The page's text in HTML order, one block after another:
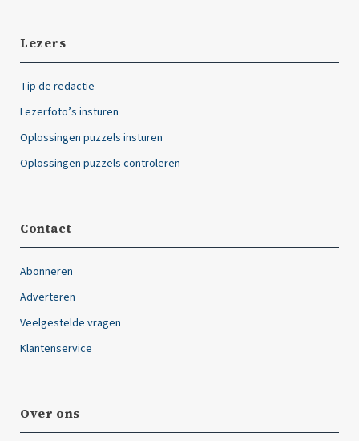
Lezers
Tip de redactie
Lezerfoto’s insturen
Oplossingen puzzels insturen
Oplossingen puzzels controleren
Contact
Abonneren
Adverteren
Veelgestelde vragen
Klantenservice
Over ons